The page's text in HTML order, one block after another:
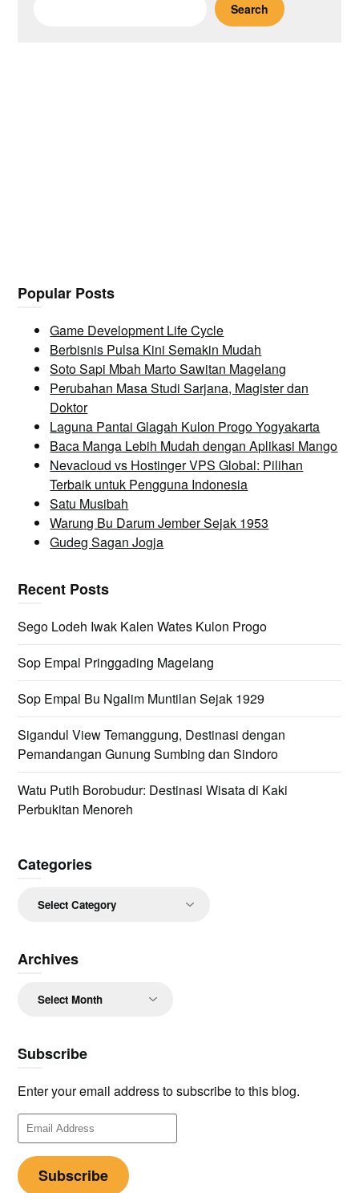
Search
Popular Posts
Game Development Life Cycle
Berbisnis Pulsa Kini Semakin Mudah
Soto Sapi Mbah Marto Sawitan Magelang
Perubahan Masa Studi Sarjana, Magister dan
Doktor
Laguna Pantai Glagah Kulon Progo Yogyakarta
Baca Manga Lebih Mudah dengan Aplikasi Mango
Nevacloud vs Hostinger VPS Global: Pilihan
Terbaik untuk Pengguna Indonesia
Satu Musibah
Warung Bu Darum Jember Sejak 1953
Gudeg Sagan Jogja
Recent Posts
Sego Lodeh Iwak Kalen Wates Kulon Progo
Sop Empal Pringgading Magelang
Sop Empal Bu Ngalim Muntilan Sejak 1929
Sigandul View Temanggung, Destinasi dengan
Pemandangan Gunung Sumbing dan Sindoro
Watu Putih Borobudur: Destinasi Wisata di Kaki
Perbukitan Menoreh
Categories
Archives
Subscribe
Enter your email address to subscribe to this blog.
Email
Address
Subscribe